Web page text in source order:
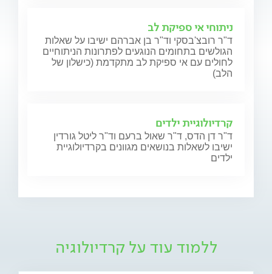
ניתוחי אי ספיקת לב
ד"ר רובצ'בסקי וד"ר בן אברהם ישיבו על שאלות
הגולשים בתחומים הנוגעים לפתרונות הניתוחיים
לחולים עם אי ספיקת לב מתקדמת (כישלון של
הלב)
קרדיולוגיית ילדים
ד"ר דן הדס, ד"ר שאול ברעם וד"ר ליטל גורדין
ישיבו לשאלות בנושאים מגוונים בקרדיולוגיית
ילדים
ללמוד עוד על קרדיולוגיה